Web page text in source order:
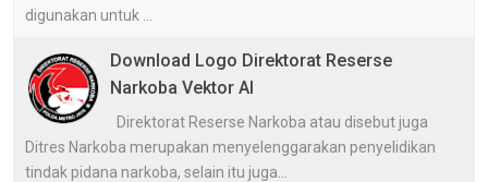
digunakan untuk ...
Download Logo Direktorat Reserse
Narkoba Vektor AI
Direktorat Reserse Narkoba atau disebut juga
Ditres Narkoba merupakan menyelenggarakan penyelidikan
tindak pidana narkoba, selain itu juga...